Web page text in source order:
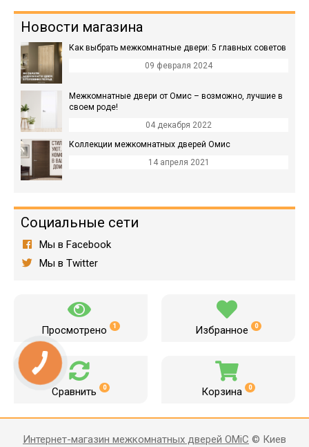
Новости магазина
Как выбрать межкомнатные двери: 5 главных советов
09 февраля 2024
Межкомнатные двери от Омис – возможно, лучшие в
своем роде!
04 декабря 2022
Коллекции межкомнатных дверей Омис
14 апреля 2021
Социальные сети
Мы в Facebook
Мы в Twitter
Просмотрено 1 Избранное 0
Сравнить 0 Корзина 0
Интернет-магазин межкомнатных дверей OMiC © Киев